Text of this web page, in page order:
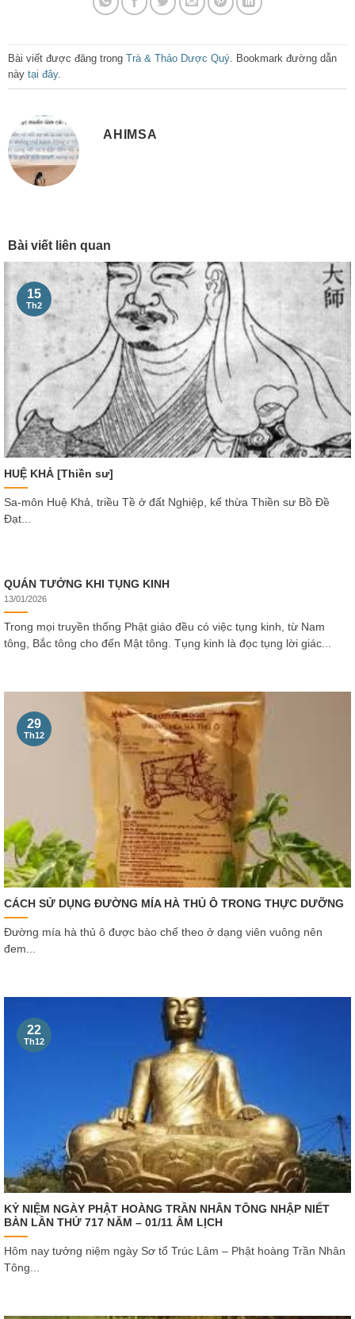
Bài viết được đăng trong Trà & Thảo Dược Quý . Bookmark đường dẫn
này tại đây.
AHIMSA
Bài viết liên quan
HUỆ KHẢ [Thiền sư]
Sa-môn Huệ Khả, triều Tề ở đất Nghiệp, kế thừa Thiền sư Bồ Đề
Đạt...
15
Th2
QUÁN TƯỞNG KHI TỤNG KINH
13/01/2026
Trong mọi truyền thống Phật giáo đều có việc tụng kinh, từ Nam
tông, Bắc tông cho đến Mật tông. Tụng kinh là đọc tụng lời giác...
CÁCH SỬ DỤNG ĐƯỜNG MÍA HÀ THỦ Ô TRONG THỰC DƯỠNG
Đường mía hà thủ ô được bào chế theo ở dạng viên vuông nên
đem...
29
Th12
KỶ NIỆM NGÀY PHẬT HOÀNG TRẦN NHÂN TÔNG NHẬP NIẾT
BÀN LẦN THỨ 717 NĂM – 01/11 ÂM LỊCH
Hôm nay tưởng niệm ngày Sơ tổ Trúc Lâm – Phật hoàng Trần Nhân
Tông...
22
Th12